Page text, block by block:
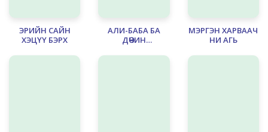
ЭРИЙН САЙН
ХЭЦҮҮ БЭРХ
АЛИ-БАБА БА
ДӨЧИН
МЭРГЭН ХАРВААЧ
НИ АГЬ